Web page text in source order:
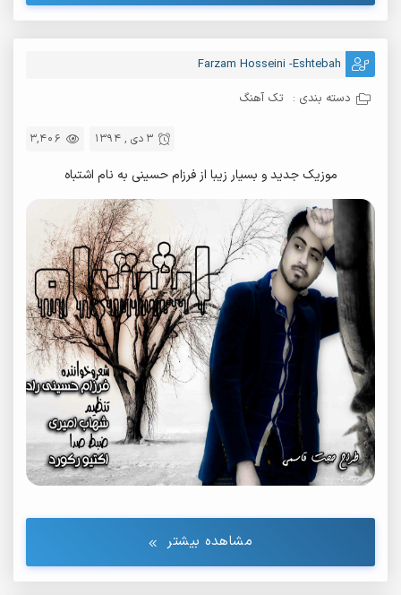
Farzam Hosseini -Eshtebah
دسته بندی : تک آهنگ
3,406 3 دی , 1394
موزیک جدید و بسیار زیبا از فرزام حسینی به نام اشتباه
مشاهده بیشتر